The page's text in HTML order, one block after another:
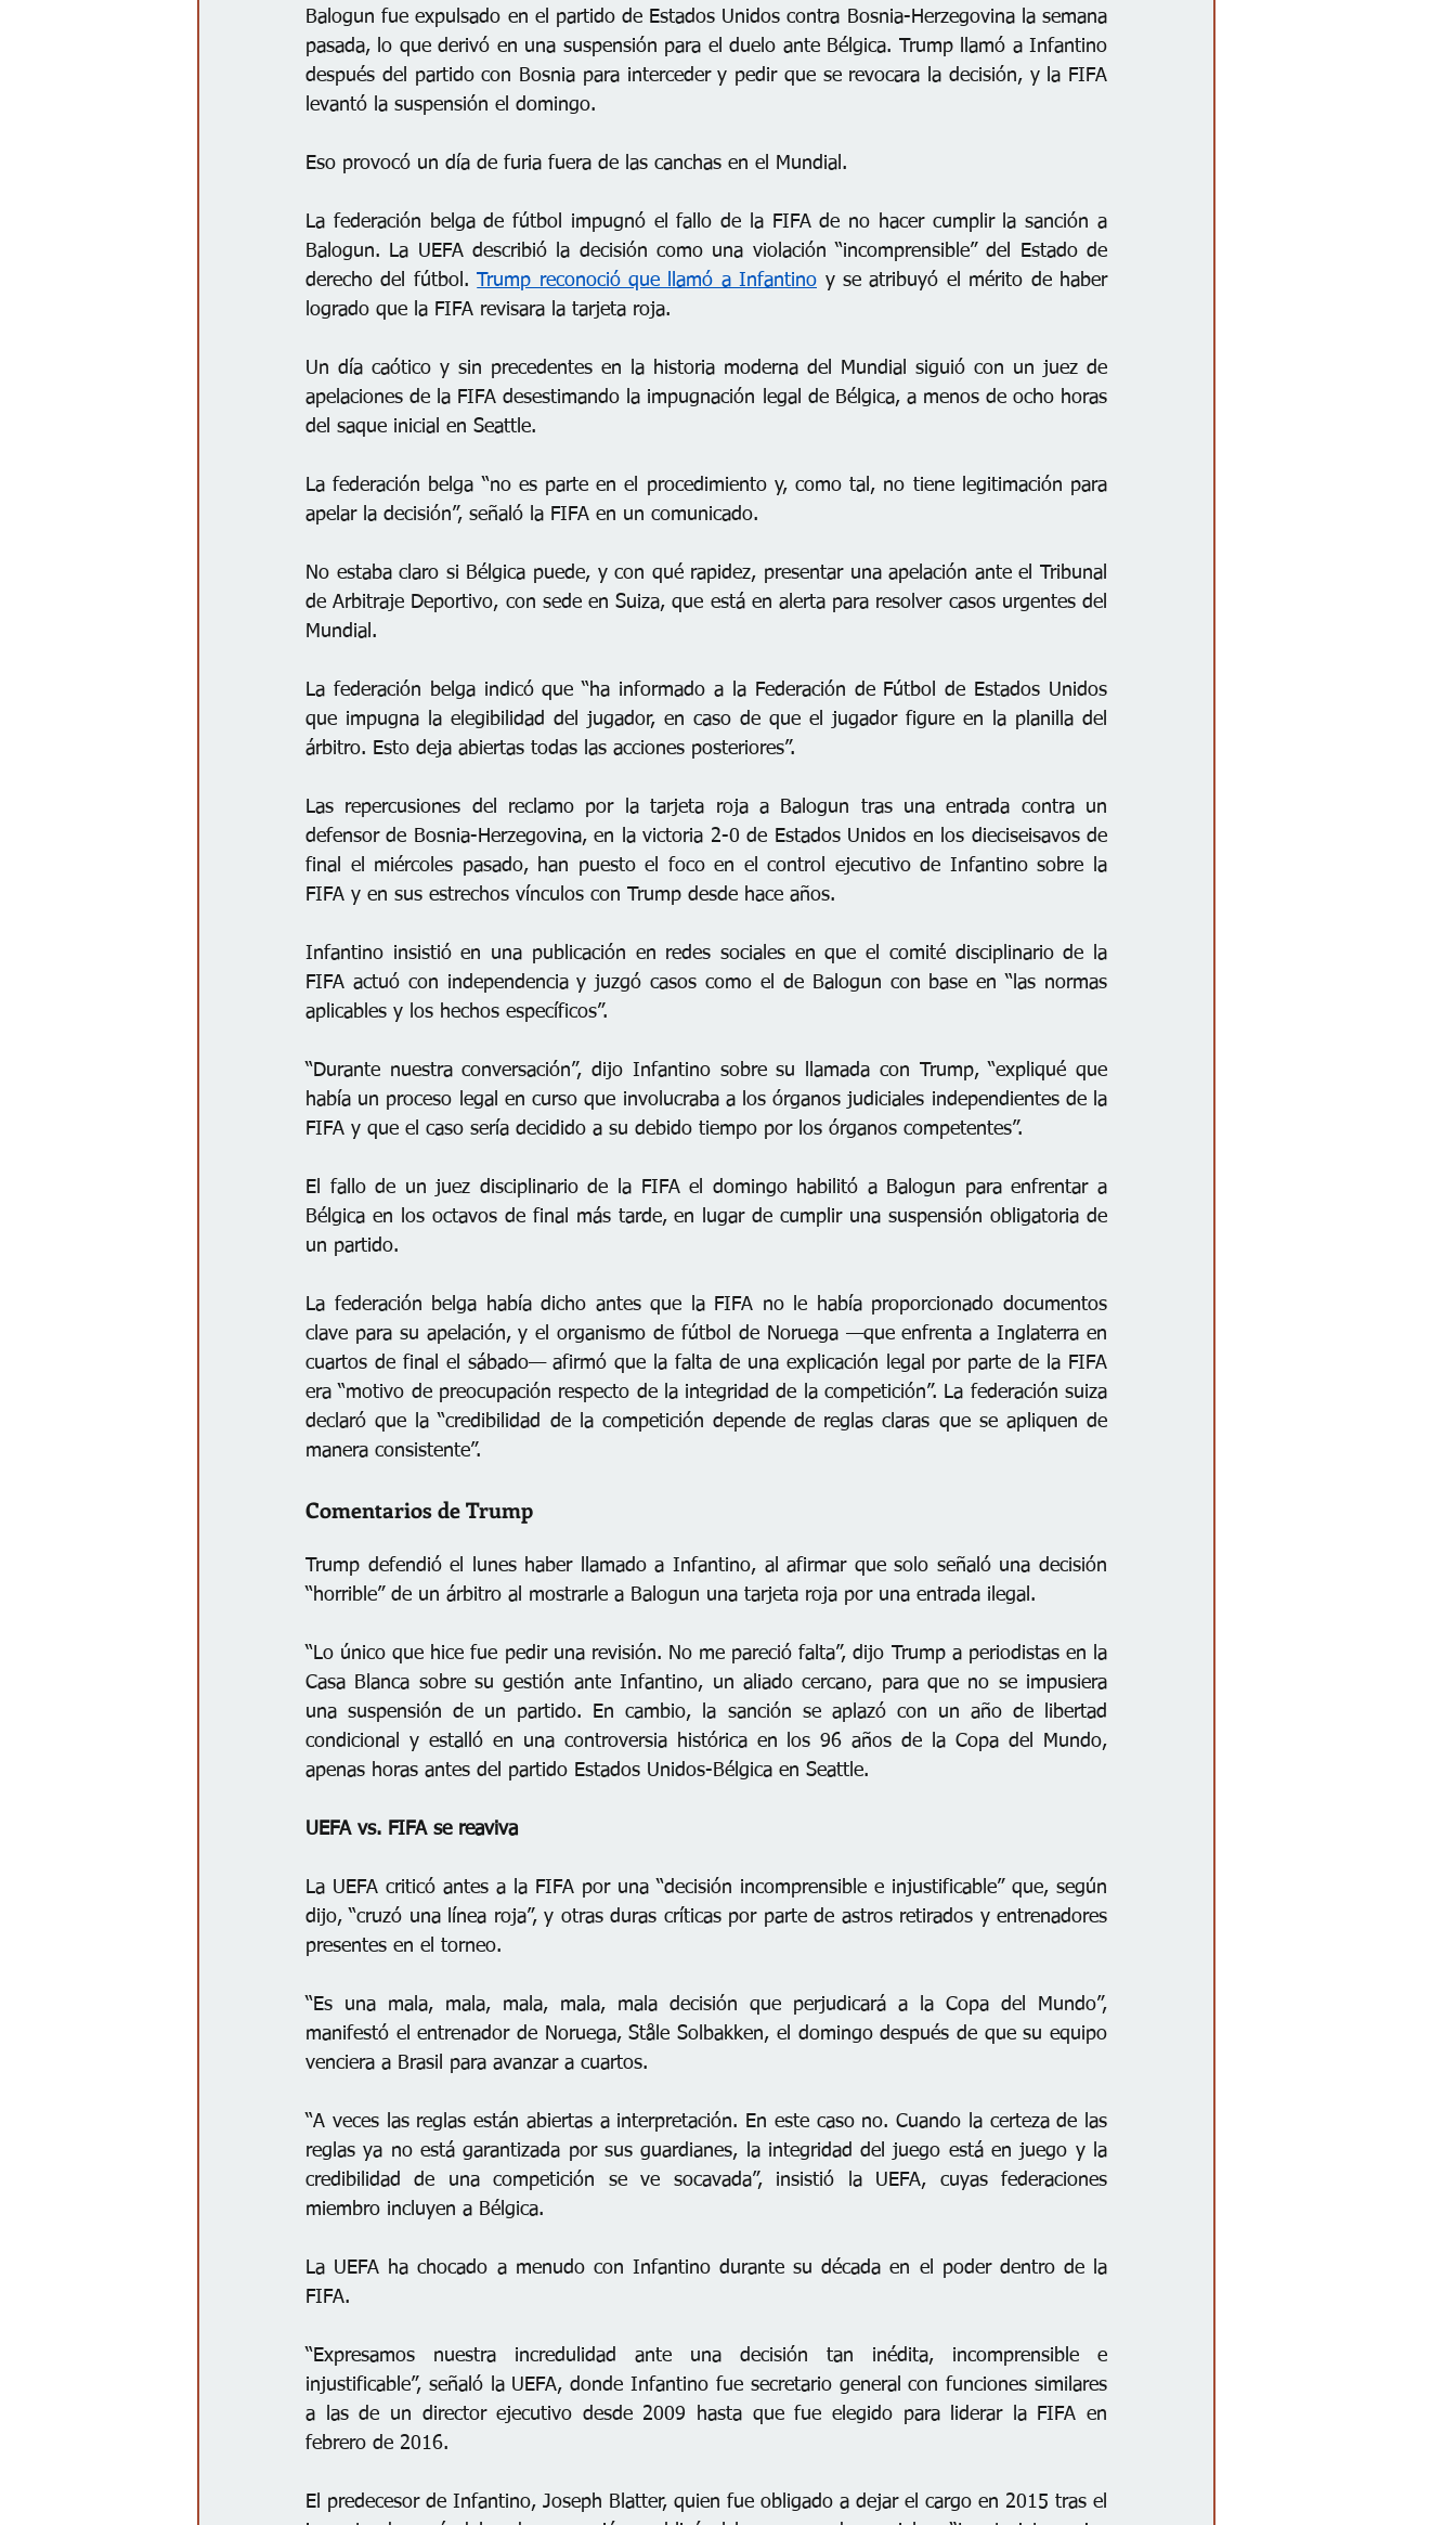
Balogun fue expulsado en el partido de Estados Unidos contra Bosnia-Herzegovina la semana
pasada, lo que derivó en una suspensión para el duelo ante Bélgica. Trump llamó a Infantino
después del partido con Bosnia para interceder y pedir que se revocara la decisión, y la FIFA
levantó la suspensión el domingo.
Eso provocó un día de furia fuera de las canchas en el Mundial.
La federación belga de fútbol impugnó el fallo de la FIFA de no hacer cumplir la sanción a
Balogun. La UEFA describió la decisión como una violación “incomprensible” del Estado de
derecho del fútbol.
Trump reconoció que llamó a Infantino y se atribuyó el mérito de haber
logrado que la FIFA revisara la tarjeta roja.
Un día caótico y sin precedentes en la historia moderna del Mundial siguió con un juez de
apelaciones de la FIFA desestimando la impugnación legal de Bélgica, a menos de ocho horas
del saque inicial en Seattle.
La federación belga “no es parte en el procedimiento y, como tal, no tiene legitimación para
apelar la decisión”, señaló la FIFA en un comunicado.
No estaba claro si Bélgica puede, y con qué rapidez, presentar una apelación ante el Tribunal
de Arbitraje Deportivo, con sede en Suiza, que está en alerta para resolver casos urgentes del
Mundial.
La federación belga indicó que “ha informado a la Federación de Fútbol de Estados Unidos
que impugna la elegibilidad del jugador, en caso de que el jugador figure en la planilla del
árbitro. Esto deja abiertas todas las acciones posteriores”.
Las repercusiones del reclamo por la tarjeta roja a Balogun tras una entrada contra un
defensor de Bosnia-Herzegovina, en la victoria 2-0 de Estados Unidos en los dieciseisavos de
final el miércoles pasado, han puesto el foco en el control ejecutivo de Infantino sobre la
FIFA y en sus estrechos vínculos con Trump desde hace años.
Infantino insistió en una publicación en redes sociales en que el comité disciplinario de la
FIFA actuó con independencia y juzgó casos como el de Balogun con base en “las normas
aplicables y los hechos específicos”.
“Durante nuestra conversación”, dijo Infantino sobre su llamada con Trump, “expliqué que
había un proceso legal en curso que involucraba a los órganos judiciales independientes de la
FIFA y que el caso sería decidido a su debido tiempo por los órganos competentes”.
El fallo de un juez disciplinario de la FIFA el domingo habilitó a Balogun para enfrentar a
Bélgica en los octavos de final más tarde, en lugar de cumplir una suspensión obligatoria de
un partido.
La federación belga había dicho antes que la FIFA no le había proporcionado documentos
clave para su apelación, y el organismo de fútbol de Noruega —que enfrenta a Inglaterra en
cuartos de final el sábado— afirmó que la falta de una explicación legal por parte de la FIFA
era “motivo de preocupación respecto de la integridad de la competición”. La federación suiza
declaró que la “credibilidad de la competición depende de reglas claras que se apliquen de
manera consistente”.
Comentarios de Trump
Trump defendió el lunes haber llamado a Infantino, al afirmar que solo señaló una decisión
“horrible” de un árbitro al mostrarle a Balogun una tarjeta roja por una entrada ilegal.
“Lo único que hice fue pedir una revisión. No me pareció falta”, dijo Trump a periodistas en la
Casa Blanca sobre su gestión ante Infantino, un aliado cercano, para que no se impusiera
una suspensión de un partido. En cambio, la sanción se aplazó con un año de libertad
condicional y estalló en una controversia histórica en los 96 años de la Copa del Mundo,
apenas horas antes del partido Estados Unidos-Bélgica en Seattle.
UEFA vs. FIFA se reaviva
La UEFA criticó antes a la FIFA por una “decisión incomprensible e injustificable” que, según
dijo, “cruzó una línea roja”, y otras duras críticas por parte de astros retirados y entrenadores
presentes en el torneo.
“Es una mala, mala, mala, mala, mala decisión que perjudicará a la Copa del Mundo”,
manifestó el entrenador de Noruega, Ståle Solbakken, el domingo después de que su equipo
venciera a Brasil para avanzar a cuartos.
“A veces las reglas están abiertas a interpretación. En este caso no. Cuando la certeza de las
reglas ya no está garantizada por sus guardianes, la integridad del juego está en juego y la
credibilidad de una competición se ve socavada”, insistió la UEFA, cuyas federaciones
miembro incluyen a Bélgica.
La UEFA ha chocado a menudo con Infantino durante su década en el poder dentro de la
FIFA.
“Expresamos nuestra incredulidad ante una decisión tan inédita, incomprensible e
injustificable”, señaló la UEFA, donde Infantino fue secretario general con funciones similares
a las de un director ejecutivo desde 2009 hasta que fue elegido para liderar la FIFA en
febrero de 2016.
El predecesor de Infantino, Joseph Blatter, quien fue obligado a dejar el cargo en 2015 tras el